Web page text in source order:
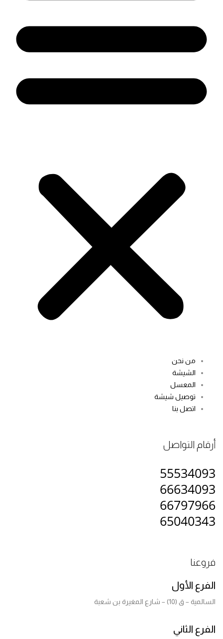
من نحن
الشيشة
المعسل
توصيل شيشة
اتصل بنا
التواصل
الأول
ق (10) – شارع المغيرة بن شعبة
الثاني